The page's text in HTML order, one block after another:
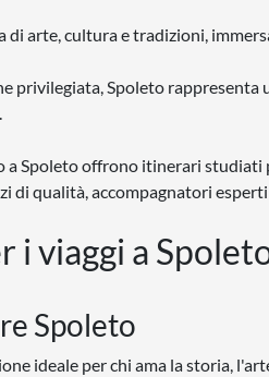
di arte, cultura e tradizioni,
privilegiata, Spoleto rappresenta
a Spoleto offrono itinerari
di qualità, accompagnatori
i viaggi a
Spoleto
ideale per chi ama la storia,